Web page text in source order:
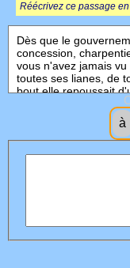
Réécrivez ce passage
à